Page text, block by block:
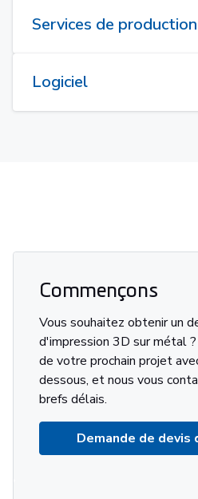
Services de production
Logiciel
Commençons
Vous souhaitez obtenir un
d'impression 3D sur métal
de votre prochain projet
dessous, et nous vous
brefs délais.
Demande de devis